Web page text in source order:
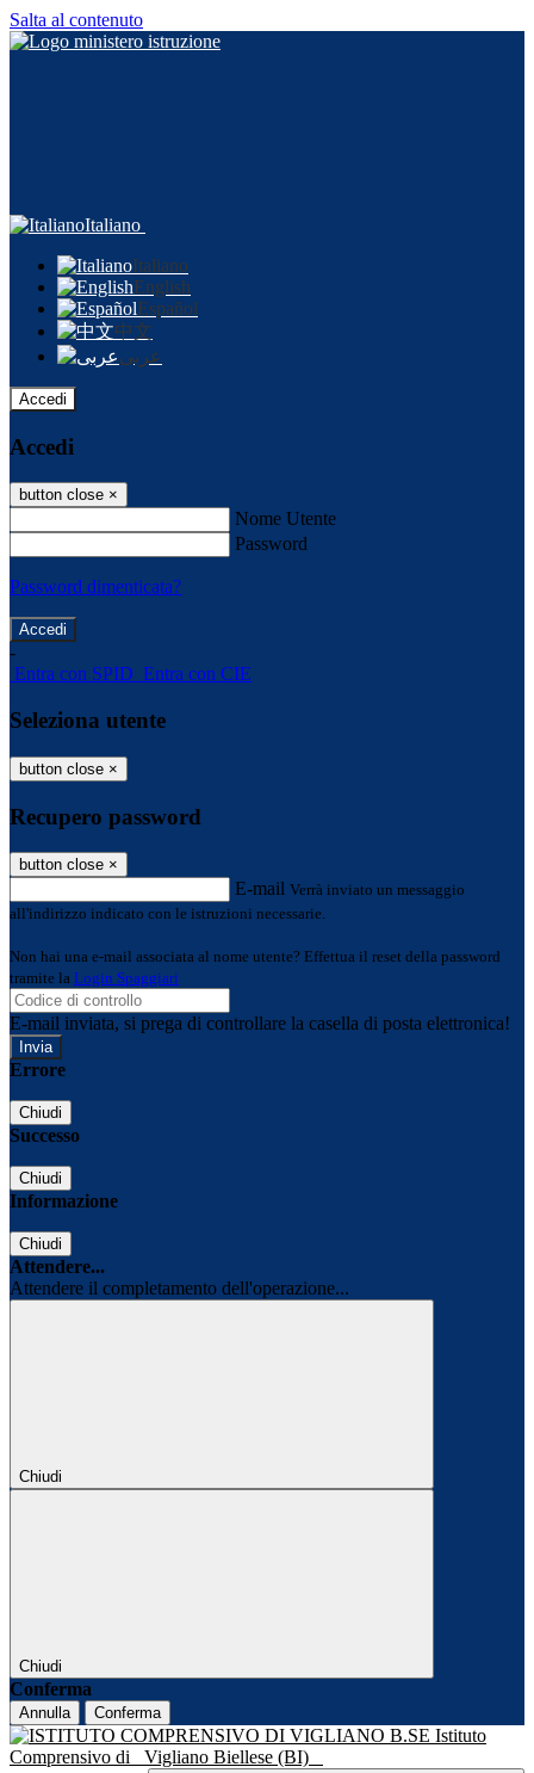
Salta al contenuto
Italiano
Italiano
English
Español
中文
عربى
Accedi
Accedi
button close ×
Nome Utente
Password
Password dimenticata?
-
Entra con SPID Entra con CIE
Seleziona utente
button close ×
Recupero password
button close ×
E-mail Verrà inviato un messaggio
all'indirizzo indicato con le istruzioni necessarie.
Non hai una e-mail associata al nome utente? Effettua il reset della password
tramite la Login Spaggiari
E-mail inviata, si prega di controllare la casella di posta elettronica!
Errore
Chiudi
Successo
Chiudi
Informazione
Chiudi
Attendere...
Attendere il completamento dell'operazione...
Chiudi
Chiudi
Conferma
Annulla Conferma
Istituto
Comprensivo di
Vigliano Biellese (BI)